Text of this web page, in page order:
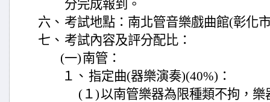
分完成報到。
六、 考試地點：南北管音樂戲曲館(彰化
七、 考試內容及評分配比：
(一)南管：
１、 指定曲(器樂演奏)(40%)：
(１)以南管樂器為限種類不拘，